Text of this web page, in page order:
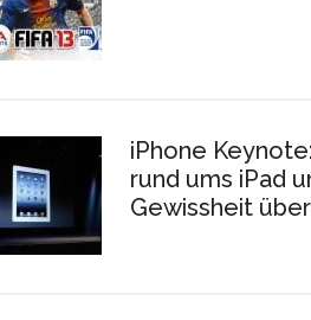
iPhone
rund ums iPad
Gewissheit